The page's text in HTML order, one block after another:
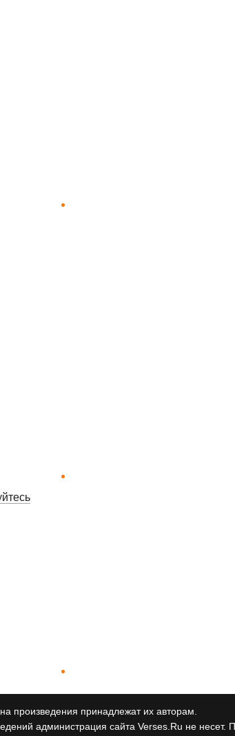
произведения принадлежат их авторам.
администрация сайта Verses.Ru не несет.